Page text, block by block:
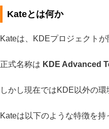
Kateとは何か
Kateは、KDEプロジェクトが
正式名称は KDE Advanced
しかし現在ではKDE以外の
Kateは以下のような特徴を持